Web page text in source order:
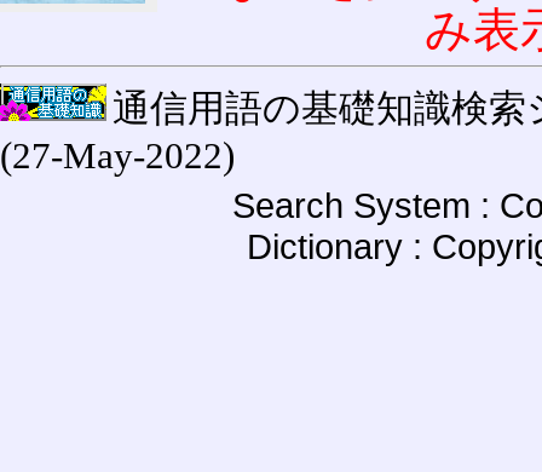
み表
通信用語の基礎知識検索
(27-May-2022)
Search System :
Dictionary :